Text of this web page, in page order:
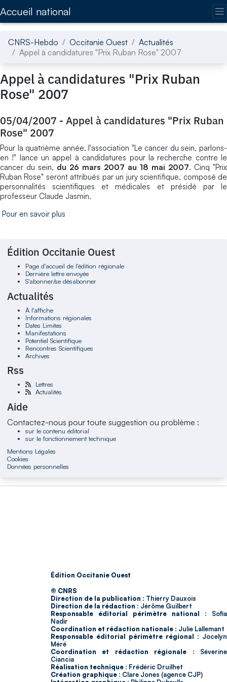
Accueil national
CNRS-Hebdo Occitanie Ouest
Actualités
Appel à candidatures "Prix Ruban Rose" 2007
Appel à candidatures "Prix Ruban
Rose" 2007
05/04/2007 - Appel à candidatures "Prix Ruban
Rose" 2007
Pour la quatrième année, l'association "Le cancer du sein, parlons-
en !" lance un appel à candidatures pour la recherche contre le
cancer du sein, du 26 mars 2007 au 18 mai 2007. Cinq "Prix
Ruban Rose" seront attribués par un jury scientifique, composé de
personnalités scientifiques et médicales et présidé par le
professeur Claude Jasmin.
Pour en savoir plus
Édition Occitanie Ouest
Page d'accueil de l'édition régionale
Dernière lettre envoyée
S'abonner/se désabonner
Actualités
À l'affiche
Informations régionales
Dates Limites
Manifestations
Potentiel Scientifique
Rencontres Scientifiques
Archives
Rss
Lettres
Actualités
Aide
Contactez-nous pour toute suggestion ou problème :
sur le contenu éditorial
sur le fonctionnement technique
Mentions Légales
Cookies
Données personnelles
Édition Occitanie Ouest
© CNRS
Direction de la publication : Thierry Dauxois
Direction de la rédaction : Jérôme Guilbert
Responsable éditorial périmètre national : Sofia
Nadir
Coordination et rédaction nationale : Julie Lallemant
Responsable éditorial périmètre régional : Jocelyn
Méré
Coordination et rédaction régionale : Séverine
Ciancia
Réalisation technique : Frédéric Druilhet
Création graphique : Clare Jones (agence CJP)